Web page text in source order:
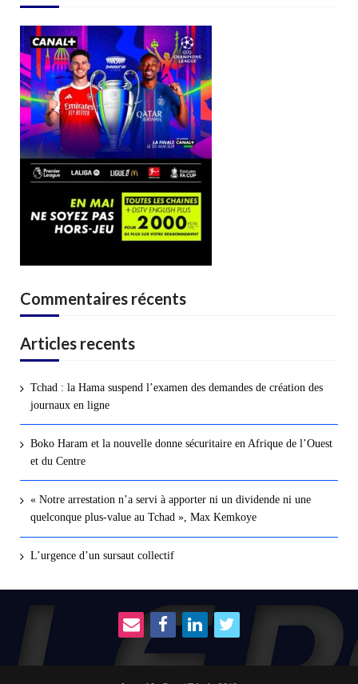
Commentaires récents
Articles recents
Tchad : la Hama suspend l’examen des demandes de création des
journaux en ligne
Boko Haram et la nouvelle donne sécuritaire en Afrique de l’Ouest
et du Centre
« Notre arrestation n’a servi à apporter ni un dividende ni une
quelconque plus-value au Tchad », Max Kemkoye
L’urgence d’un sursaut collectif